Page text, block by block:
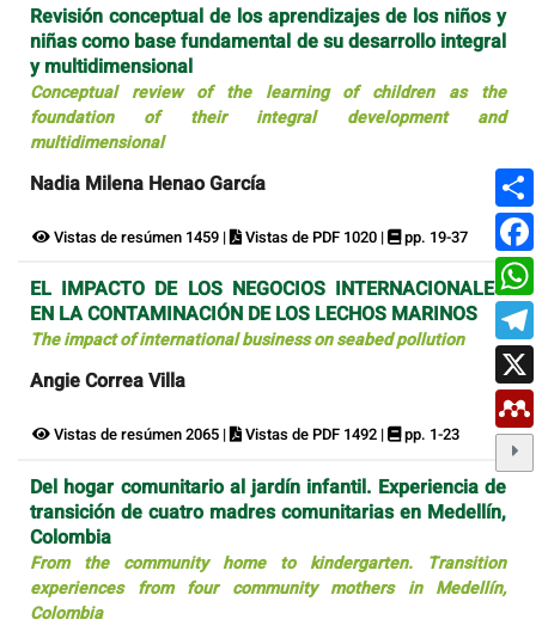
Revisión conceptual de los aprendizajes de los niños y
niñas como base fundamental de su desarrollo integral
y multidimensional
Conceptual review of the learning of children as the
foundation of their integral development and
multidimensional
Nadia Milena Henao García
Vistas de resúmen 1459 | Vistas de PDF 1020 | pp. 19-37
EL IMPACTO DE LOS NEGOCIOS INTERNACIONALES
EN LA CONTAMINACIÓN DE LOS LECHOS MARINOS
The impact of international business on seabed pollution
Angie Correa Villa
Vistas de resúmen 2065 | Vistas de PDF 1492 | pp. 1-23
Del hogar comunitario al jardín infantil. Experiencia de
transición de cuatro madres comunitarias en Medellín,
Colombia
From the community home to kindergarten. Transition
experiences from four community mothers in Medellín,
Colombia